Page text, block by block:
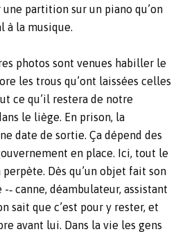
une partition sur un piano qu’on
à la musique.
photos sont venues habiller le
les trous qu’ont laissées celles
ce qu’il restera de notre
le liège. En prison, la
date de sortie. Ça dépend des
en place. Ici, tout le
Dès qu’un objet fait son
‐ canne, déambulateur, assistant
sait que c’est pour y rester, et
avant lui. Dans la vie les gens